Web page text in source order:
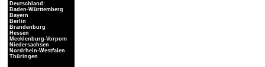
Deutschland:
Baden-Württemberg
Bayern
Berlin
Brandenburg
Hessen
Mecklenburg-Vorpom
Niedersachsen
Nordrhein-Westfalen
Thüringen